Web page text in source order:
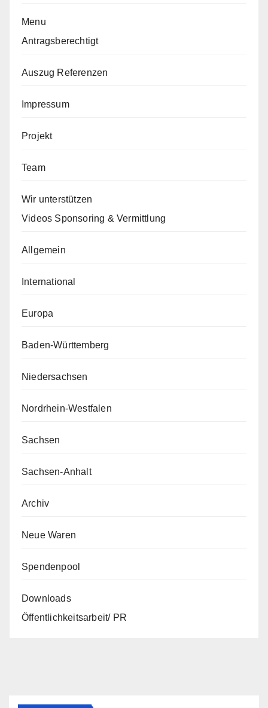
Menu
Antragsberechtigt
Auszug Referenzen
Impressum
Projekt
Team
Wir unterstützen
Videos Sponsoring & Vermittlung
Allgemein
International
Europa
Baden-Württemberg
Niedersachsen
Nordrhein-Westfalen
Sachsen
Sachsen-Anhalt
Archiv
Neue Waren
Spendenpool
Downloads
Öffentlichkeitsarbeit/ PR